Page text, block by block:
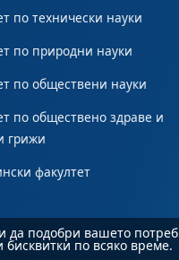
по технически науки
по природни науки
по обществени науки
по обществено здраве и
грижи
факултет
да подобри вашето
по всяко време.